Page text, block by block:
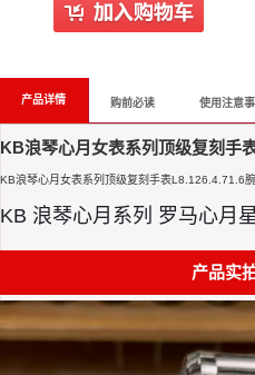
产品详情 购前必读 使用注意
KB浪琴心月女表系列顶级复刻手
KB浪琴心月女表系列顶级复刻手表L8.126.4.71.6
KB 浪琴心月系列 罗马心月
产品实